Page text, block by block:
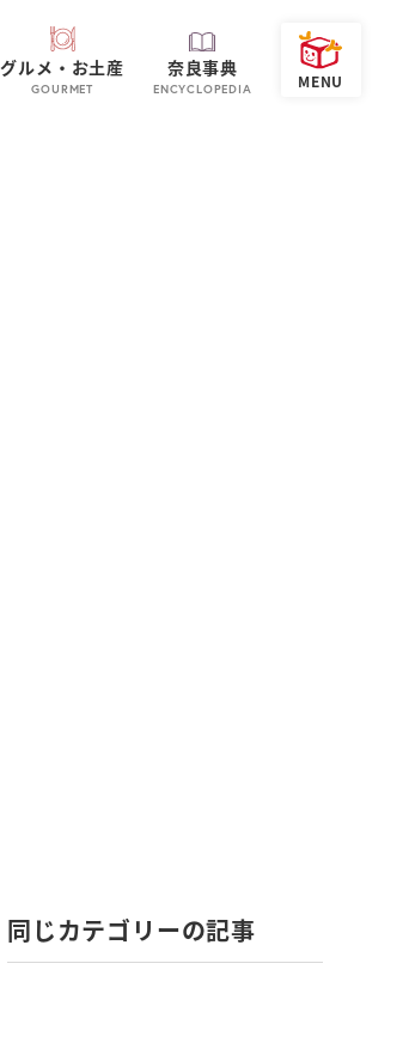
グルメ・お土産
GOURMET
奈良事典
ENCYCLOPEDIA
同じカテゴリーの記事